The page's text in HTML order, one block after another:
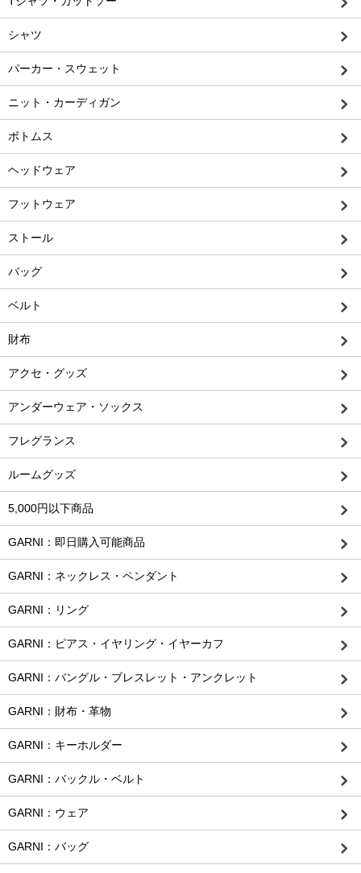
シャツ
パーカー・スウェット
ニット・カーディガン
ボトムス
ヘッドウェア
フットウェア
ストール
バッグ
ベルト
財布
アクセ・グッズ
アンダーウェア・ソックス
フレグランス
ルームグッズ
5,000円以下商品
GARNI：即日購入可能商品
GARNI：ネックレス・ペンダント
GARNI：リング
GARNI：ピアス・イヤリング・イヤーカフ
GARNI：バングル・ブレスレット・アンクレット
GARNI：財布・革物
GARNI：キーホルダー
GARNI：バックル・ベルト
GARNI：ウェア
GARNI：バッグ